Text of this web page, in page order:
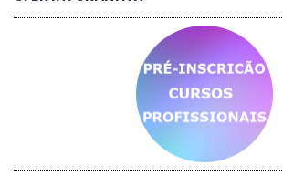
Saber mais...